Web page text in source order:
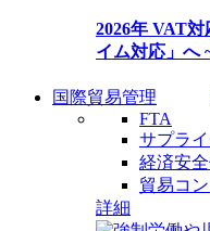
2026年 VAT
イム対応」へ
国際貿易管理
FTA
サプラ
経済安
貿易コ
詳細